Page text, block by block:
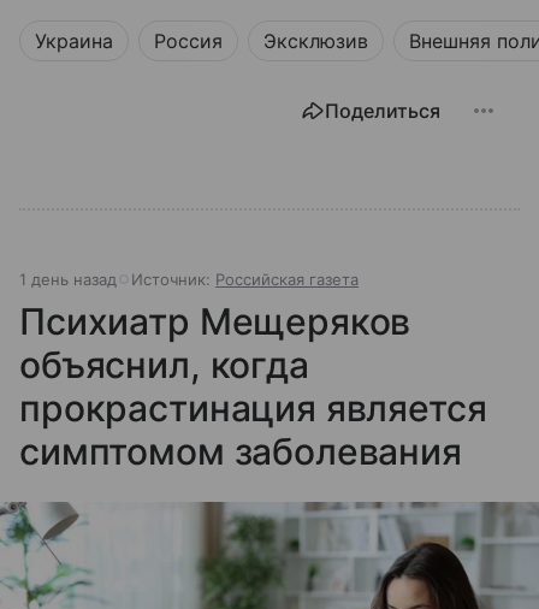
Украина Россия Эксклюзив Внешняя
Поделиться
1 день назад Источник: Российская газета
Психиатр Мещеряков
объяснил, когда
прокрастинация является
симптомом заболевания